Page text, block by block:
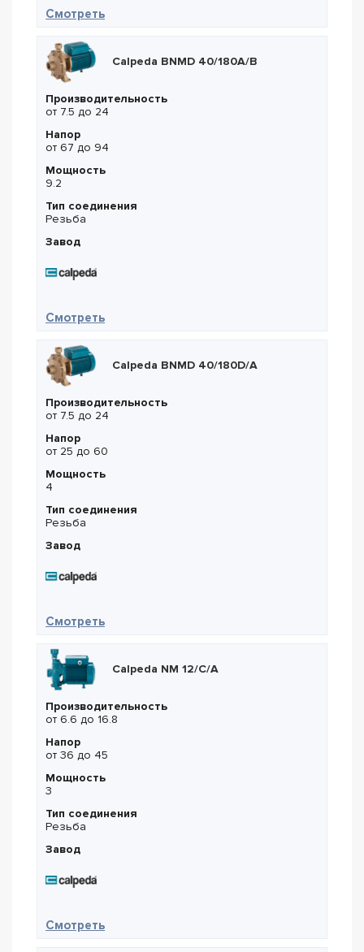
Смотреть— Calpeda BNMD 40/180C/A
Calpeda BNMD 40/180A/B
Производительность
от 7.5 до 24
Напор
от 67 до 94
Мощность
9.2
Тип соединения
Резьба
Завод
Смотреть— Calpeda BNMD 40/180A/B
Calpeda BNMD 40/180D/A
Производительность
от 7.5 до 24
Напор
от 25 до 60
Мощность
4
Тип соединения
Резьба
Завод
Смотреть— Calpeda BNMD 40/180D/A
Calpeda NM 12/C/A
Производительность
от 6.6 до 16.8
Напор
от 36 до 45
Мощность
3
Тип соединения
Резьба
Завод
Смотреть— Calpeda NM 12/C/A